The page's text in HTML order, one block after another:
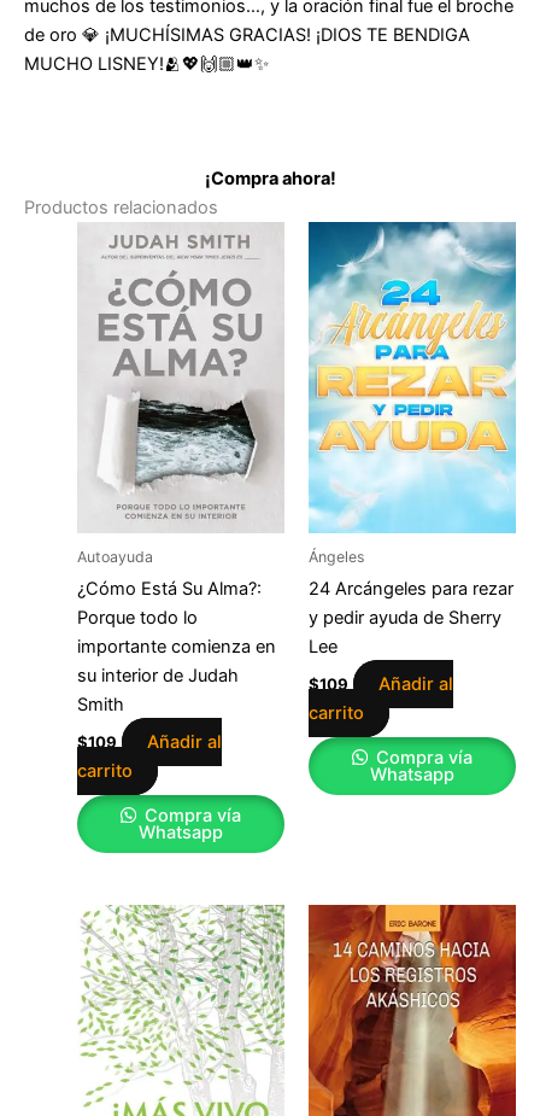
muchos de los testimonios…, y la oración final fue el broche
de oro 💎 ¡MUCHÍSIMAS GRACIAS! ¡DIOS TE BENDIGA
MUCHO LISNEY!🫂💖🙌🏼👑✨
¡Compra ahora!
Productos relacionados
Autoayuda
¿Cómo Está Su Alma?:
Porque todo lo
importante comienza en
su interior de Judah
Smith
$109
Añadir al
carrito
Compra vía
Whatsapp
Ángeles
24 Arcángeles para rezar
y pedir ayuda de Sherry
Lee
$109
Añadir al
carrito
Compra vía
Whatsapp